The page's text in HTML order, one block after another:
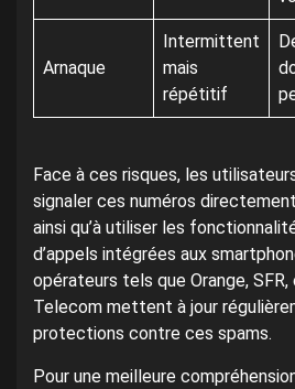
Arnaque
Intermittent
mais
répétitif
Face à ces risques, les
signaler ces numéros
ainsi qu’à utiliser les
d’appels intégrées aux
opérateurs tels que Orange,
Telecom mettent à jour
protections contre ces spams.
Pour une meilleure